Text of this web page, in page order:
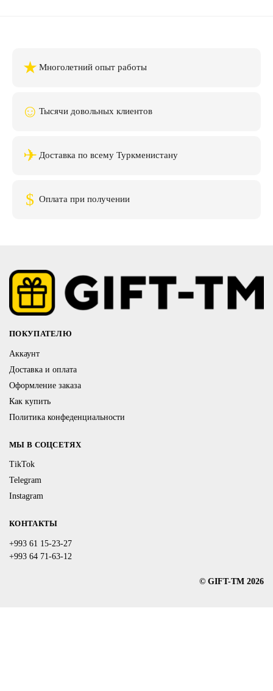
★ Многолетний опыт работы
☺ Тысячи довольных клиентов
✈ Доставка по всему Туркменистану
$ Оплата при получении
ПОКУПАТЕЛЮ
Аккаунт
Доставка и оплата
Оформление заказа
Как купить
Политика конфеденциальности
МЫ В СОЦСЕТЯХ
TikTok
Telegram
Instagram
КОНТАКТЫ
+993 61 15-23-27
+993 64 71-63-12
© GIFT-TM 2026